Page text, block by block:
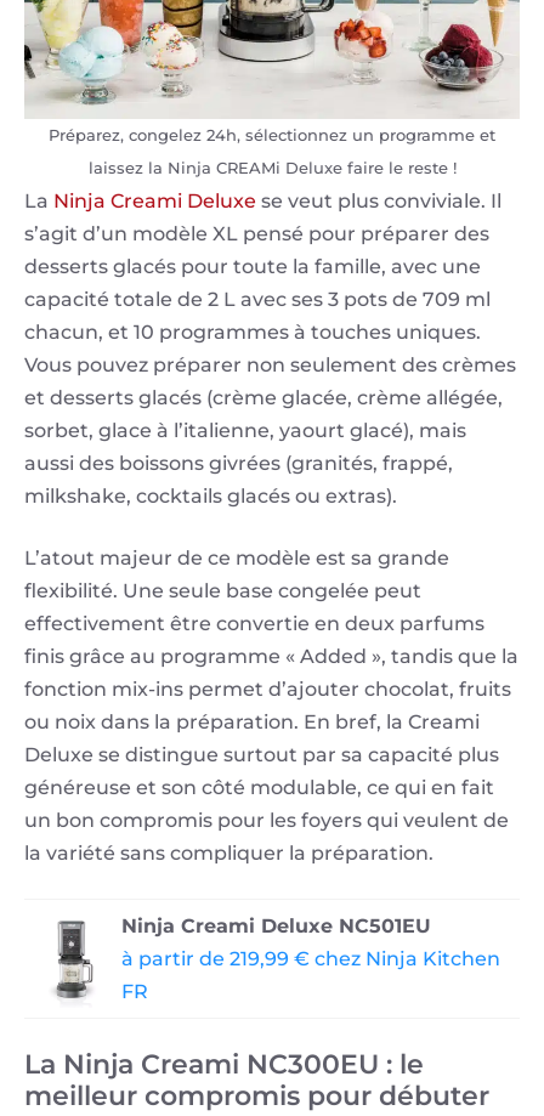
Préparez, congelez 24h, sélectionnez un programme et
laissez la Ninja CREAMi Deluxe faire le reste !
La Ninja Creami Deluxe se veut plus conviviale. Il
s’agit d’un modèle XL pensé pour préparer des
desserts glacés pour toute la famille, avec une
capacité totale de 2 L avec ses 3 pots de 709 ml
chacun, et 10 programmes à touches uniques.
Vous pouvez préparer non seulement des crèmes
et desserts glacés (crème glacée, crème allégée,
sorbet, glace à l’italienne, yaourt glacé), mais
aussi des boissons givrées (granités, frappé,
milkshake, cocktails glacés ou extras).
L’atout majeur de ce modèle est sa grande
flexibilité. Une seule base congelée peut
effectivement être convertie en deux parfums
finis grâce au programme « Added », tandis que la
fonction mix-ins permet d’ajouter chocolat, fruits
ou noix dans la préparation. En bref, la Creami
Deluxe se distingue surtout par sa capacité plus
généreuse et son côté modulable, ce qui en fait
un bon compromis pour les foyers qui veulent de
la variété sans compliquer la préparation.
Ninja Creami Deluxe NC501EU
à partir de 219,99 € chez Ninja Kitchen
FR
La Ninja Creami NC300EU : le
meilleur compromis pour débuter